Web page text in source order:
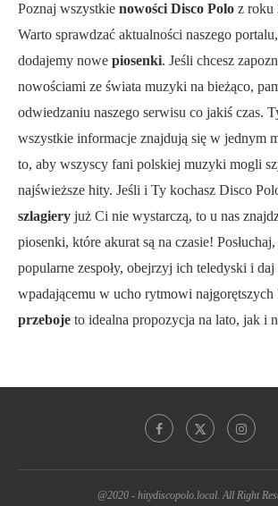
Poznaj wszystkie nowości Disco Polo z roku
Warto sprawdzać aktualności naszego
dodajemy nowe piosenki. Jeśli chcesz
nowościami ze świata muzyki na bieżąco,
odwiedzaniu naszego serwisu co jakiś czas.
wszystkie informacje znajdują się w jednym
to, aby wszyscy fani polskiej muzyki mogli
najświeższe hity. Jeśli i Ty kochasz Disco
szlagiery już Ci nie wystarczą, to u nas
piosenki, które akurat są na czasie!
popularne zespoły, obejrzyj ich teledyski i daj
wpadającemu w ucho rytmowi najgorętszych
przeboje to idealna propozycja na lato, jak i
@2020 - hitydiscopolo.local. All Right